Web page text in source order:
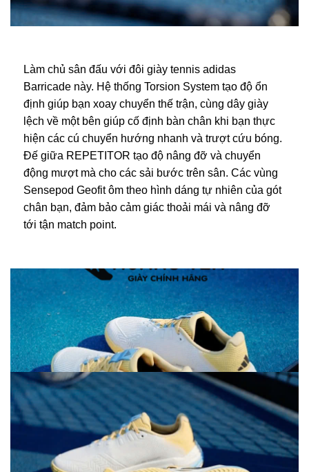
Làm chủ sân đấu với đôi giày tennis adidas
Barricade này. Hệ thống Torsion System tạo độ ổn
định giúp bạn xoay chuyển thế trận, cùng dây giày
lệch về một bên giúp cố định bàn chân khi bạn thực
hiện các cú chuyển hướng nhanh và trượt cứu bóng.
Đế giữa REPETITOR tạo độ nâng đỡ và chuyển
động mượt mà cho các sải bước trên sân. Các vùng
Sensepod Geofit ôm theo hình dáng tự nhiên của gót
chân bạn, đảm bảo cảm giác thoải mái và nâng đỡ
tới tận match point.